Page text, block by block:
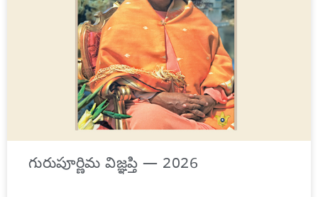
గురుపూర్ణిమ విజ్ఞప్తి — 2026